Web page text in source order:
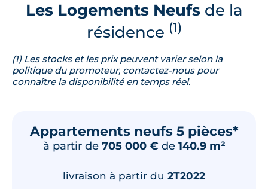
Les Logements Neufsde la
résidence (1)
(1) Les stocks et les prix peuvent varier selon la
politique du promoteur, contactez-nous pour
connaître la disponibilité en temps réel.
Appartements neufs 5 pièces*
à partir de 705 000 € de 140.9 m²
livraison à partir du 2T2022